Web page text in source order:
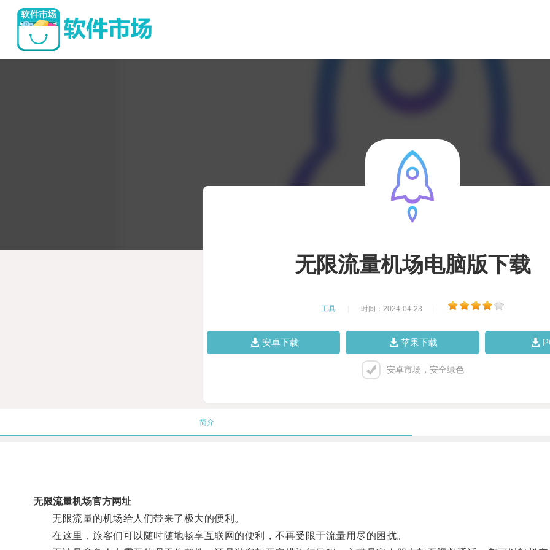
无限流量机场电脑版下载
工具 时间：2024-04-23
安卓下载 苹果下载
安卓市场，安全绿色
简介
无限流量机场官方网址
无限流量的机场给人们带来了极大的便利。
在这里，旅客们可以随时随地畅享互联网的便利，不再受限于流量用尽的困扰。